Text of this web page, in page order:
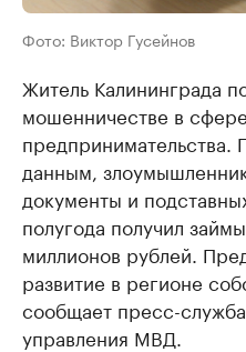
Фото: Виктор Гусейнов
Житель Калининграда
мошенничестве в
предпринимательства.
данным,
документы и
полугода получил
миллионов рублей.
развитие в регионе
сообщает пресс-
управления МВД.